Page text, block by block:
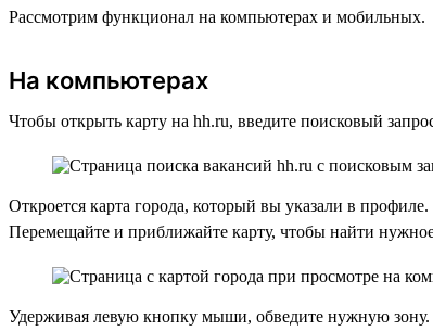
Рассмотрим функционал на компьютерах и мобильных.
На компьютерах
Чтобы открыть карту на hh.ru, введите поисковый
Откроется карта города, который вы указали в
Перемещайте и приближайте карту, чтобы найти
Удерживая левую кнопку мыши, обведите нужную